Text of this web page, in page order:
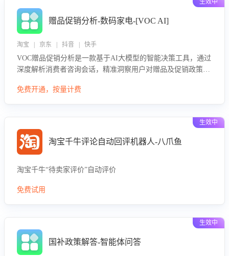
生效中
赠品促销分析-数码家电-[VOC AI]
淘宝 | 京东 | 抖音 | 快手
VOC赠品促销分析是一款基于AI大模型的智能决策工具，通过
深度解析消费者咨询会话，精准洞察用户对赠品及促销政策的
求，帮助企业制定个性化赠品组合策略，优化资源投放并淘汰
免费开通，按量计费
生效中
淘宝千牛评论自动回评机器人-八爪鱼
淘宝千牛“待卖家评价”自动评价
免费试用
生效中
国补政策解答-智能体问答